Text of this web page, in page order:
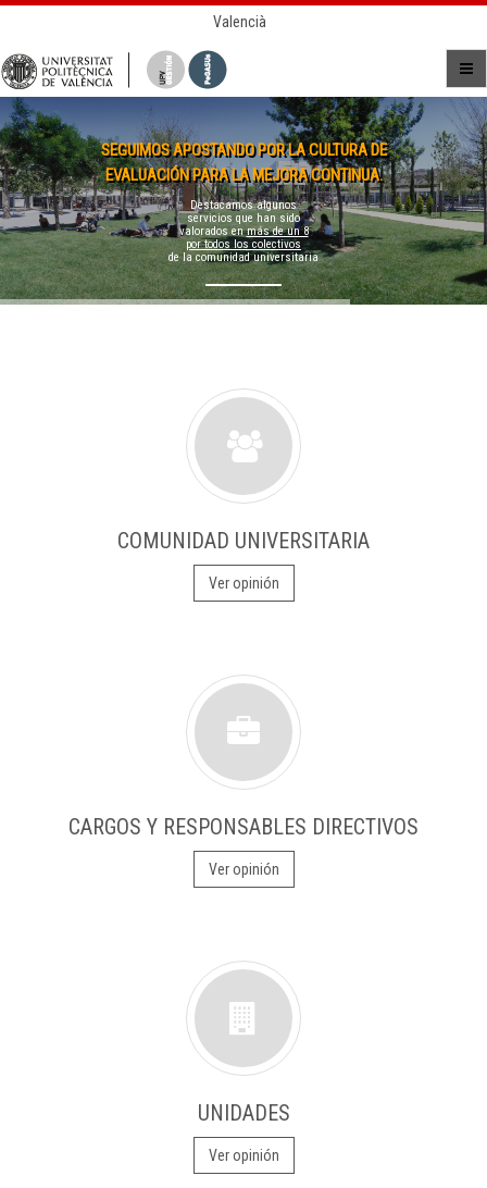
Valencià
SEGUIMOS APOSTANDO POR LA CULTURA DE
EVALUACIÓN PARA LA MEJORA CONTINUA.
Destacamos algunos
servicios que han sido
valorados enmás de un 8
por todos los colectivos
de la comunidad universitaria
COMUNIDAD UNIVERSITARIA
Ver opinión
CARGOS Y RESPONSABLES DIRECTIVOS
Ver opinión
UNIDADES
Ver opinión